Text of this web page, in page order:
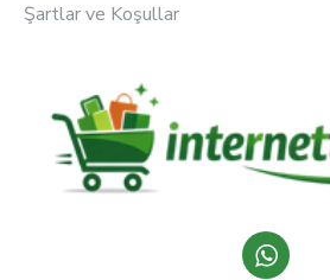
Şartlar ve Koşullar